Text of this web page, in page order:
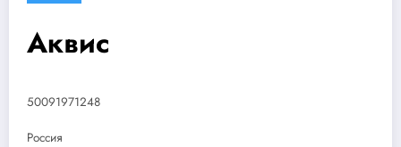
Аквис
50091971248
Россия